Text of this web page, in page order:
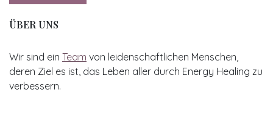
ÜBER UNS
Wir sind ein Team von leidenschaftlichen Menschen,
deren Ziel es ist, das Leben aller durch Energy Healing zu
verbessern.